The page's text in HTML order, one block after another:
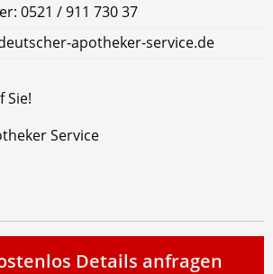
0521 / 911 730 37
apotheker-service.de
Sie!
Service
Details anfragen